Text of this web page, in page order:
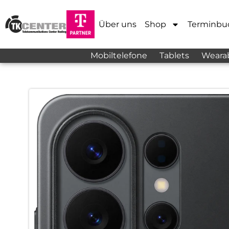
Über uns Shop
Mobiltelefone Tablets